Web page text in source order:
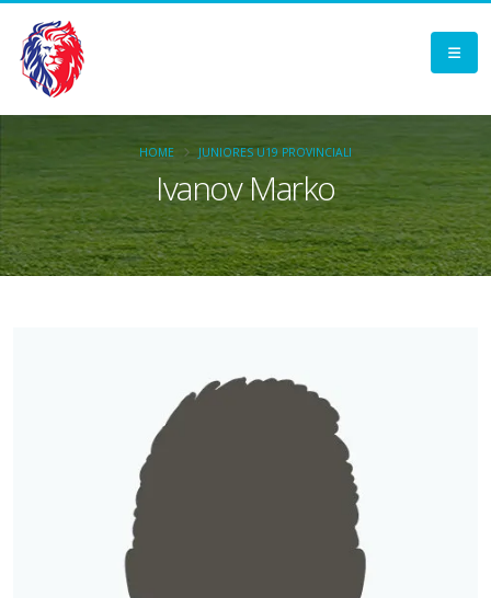
Ivanov Marko
HOME JUNIORES U19 PROVINCIALI